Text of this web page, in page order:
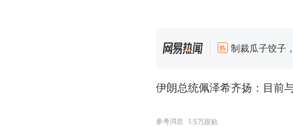
热 制裁瓜子饺子
费大厨“全国小
男子上山采菌偶
伊朗总统佩泽希齐扬：目前
参考消息 1.5万跟贴